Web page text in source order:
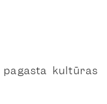
kultūras